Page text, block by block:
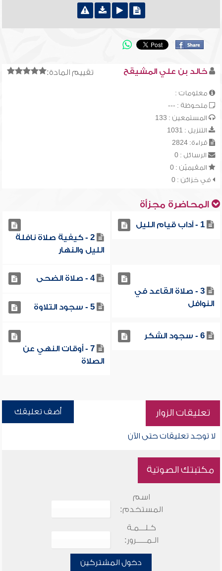
تقييم المادة: خالد بن علي المشيقح
معلومات :
ملحوظة : ---
المستمعين : 133
التنزيل : 1031
قراءة: 2824
الرسائل : 0
المقيميّن : 0
في خزائن : 0
المحاضرة مجزأة
1 - آداب قيام الليل
2 - كيفية صلاة نافلة
الليل والنهار
3 - صلاة القاعد في
النوافل
4 - صلاة الضحى
5 - سجود التلاوة
6 - سجود الشكر
7 - أوقات النهي عن
الصلاة
تعليقات الزوار أضف تعليقك
لا توجد تعليقات حتى الآن
مكتبتك الصوتية
اسم
المستخدم:
كـلـــمـة
الـمـــــرور:
دخول المشتركين